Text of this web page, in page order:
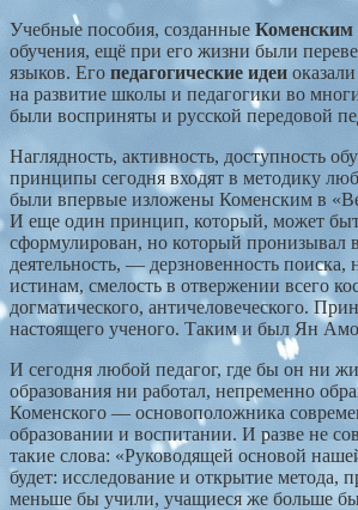
Учебные пособия, созданные Коменским
обучения, ещё при его жизни были
языков. Его педагогические идеи
на развитие школы и педагогики во
были восприняты и русской передовой
Наглядность, активность, доступность
принципы сегодня входят в методику
были впервые изложены Коменским в
И еще один принцип, который, может
сформулирован, но который пронизывал
деятельность, — дерзновенность поиска,
истинам, смелость в отвержении всего
догматического, античеловеческого.
настоящего ученого. Таким и был Ян
И сегодня любой педагог, где бы он ни
образования ни работал, непременно
Коменского — основоположника
образовании и воспитании. И разве не
такие слова: «Руководящей основой
будет: исследование и открытие метода,
меньше бы учили, учащиеся же больше